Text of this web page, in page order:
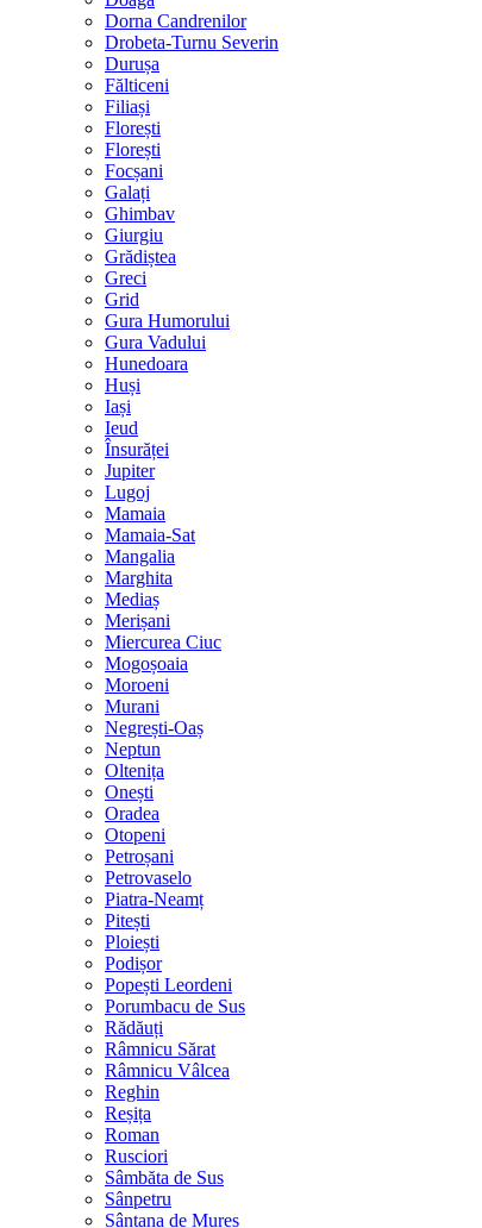
Dorna Candrenilor
Drobeta-Turnu Severin
Durușa
Fălticeni
Filiași
Florești
Florești
Focșani
Galați
Ghimbav
Giurgiu
Grădiștea
Greci
Grid
Gura Humorului
Gura Vadului
Hunedoara
Huși
Iași
Ieud
Însurăței
Jupiter
Lugoj
Mamaia
Mamaia-Sat
Mangalia
Marghita
Mediaș
Merișani
Miercurea Ciuc
Mogoșoaia
Moroeni
Murani
Negrești-Oaș
Neptun
Oltenița
Onești
Oradea
Otopeni
Petroșani
Petrovaselo
Piatra-Neamț
Pitești
Ploiești
Podișor
Popești Leordeni
Porumbacu de Sus
Rădăuți
Râmnicu Sărat
Râmnicu Vâlcea
Reghin
Reșița
Roman
Rusciori
Sâmbăta de Sus
Sânpetru
Sântana de Mureș